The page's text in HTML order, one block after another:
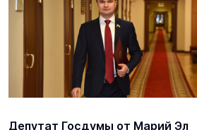
Депутат Госдумы от Марий Эл